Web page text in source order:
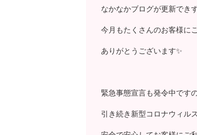
なかなかブログが更新でき
今月もたくさんのお客様に
ありがとうございます✨
緊急事態宣言も発令中です
引き続き新型コロナウィル